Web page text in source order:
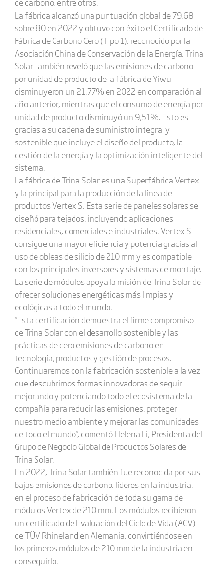
La fábrica alcanzó una puntuación global de 79,68
sobre 80 en 2022 y obtuvo con éxito el Certificado de
Fábrica de Carbono Cero (Tipo 1), reconocido por la
Asociación China de Conservación de la Energía. Trina
Solar también reveló que las emisiones de carbono
por unidad de producto de la fábrica de Yiwu
disminuyeron un 21,77% en 2022 en comparación al
año anterior, mientras que el consumo de energía por
unidad de producto disminuyó un 9,51%. Esto es
gracias a su cadena de suministro integral y
sostenible que incluye el diseño del producto, la
gestión de la energía y la optimización inteligente del
sistema.
La fábrica de Trina Solar es una Superfábrica Vertex
y la principal para la producción de la línea de
productos Vertex S. Esta serie de paneles solares se
diseñó para tejados, incluyendo aplicaciones
residenciales, comerciales e industriales. Vertex S
consigue una mayor eficiencia y potencia gracias al
uso de obleas de silicio de 210 mm y es compatible
con los principales inversores y sistemas de montaje.
La serie de módulos apoya la misión de Trina Solar de
ofrecer soluciones energéticas más limpias y
ecológicas a todo el mundo.
"Esta certificación demuestra el firme compromiso
de Trina Solar con el desarrollo sostenible y las
prácticas de cero emisiones de carbono en
tecnología, productos y gestión de procesos.
Continuaremos con la fabricación sostenible a la vez
que descubrimos formas innovadoras de seguir
mejorando y potenciando todo el ecosistema de la
compañía para reducir las emisiones, proteger
nuestro medio ambiente y mejorar las comunidades
de todo el mundo", comentó Helena Li, Presidenta del
Grupo de Negocio Global de Productos Solares de
Trina Solar.
En 2022, Trina Solar también fue reconocida por sus
bajas emisiones de carbono, líderes en la industria,
en el proceso de fabricación de toda su gama de
módulos Vertex de 210 mm. Los módulos recibieron
un certificado de Evaluación del Ciclo de Vida (ACV)
de TÜV Rhineland en Alemania, convirtiéndose en
los primeros módulos de 210 mm de la industria en
conseguirlo.